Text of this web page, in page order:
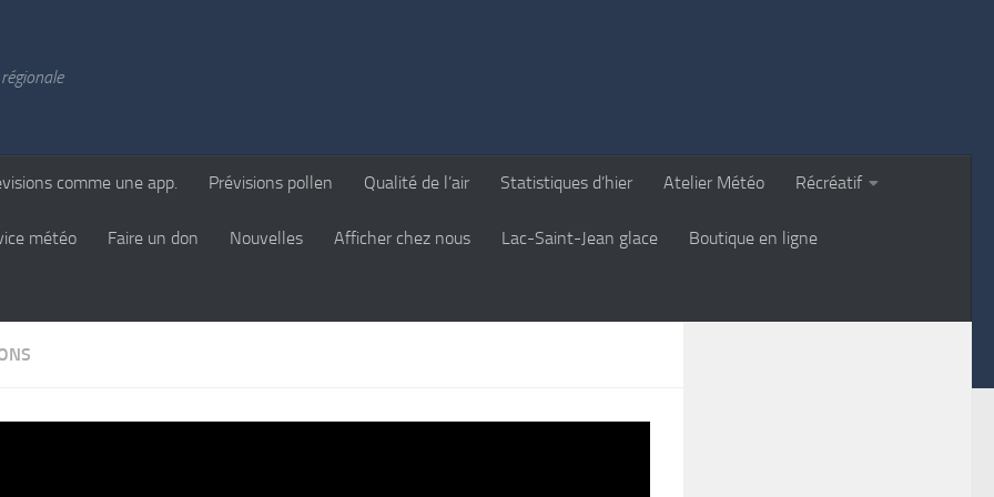
comme une app. Prévisions pollen Qualité de l’air Statistiques d’hier Atelier Météo Récréatif
météo Faire un don Nouvelles Afficher chez nous Lac-Saint-Jean glace Boutique en ligne